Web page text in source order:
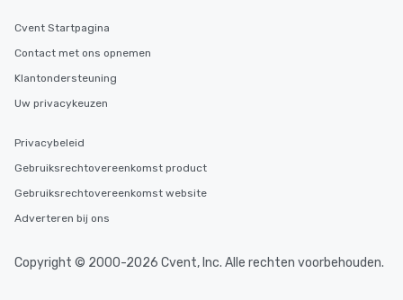
Cvent Startpagina
Contact met ons opnemen
Klantondersteuning
Uw privacykeuzen
Privacybeleid
Gebruiksrechtovereenkomst product
Gebruiksrechtovereenkomst website
Adverteren bij ons
Copyright © 2000-2026 Cvent, Inc. Alle rechten voorbehouden.